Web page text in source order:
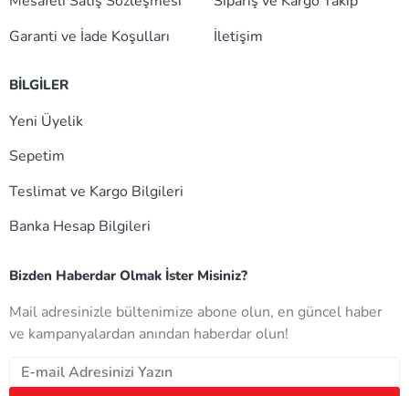
Garanti ve İade Koşulları
İletişim
BİLGİLER
Yeni Üyelik
Sepetim
Teslimat ve Kargo Bilgileri
Banka Hesap Bilgileri
Bizden Haberdar Olmak İster Misiniz?
Mail adresinizle bültenimize abone olun, en güncel haber
ve kampanyalardan anından haberdar olun!